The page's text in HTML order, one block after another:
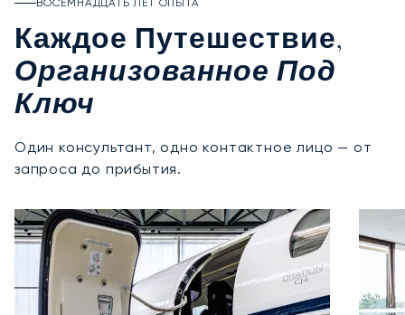
ВОСЕМНАДЦАТЬ ЛЕТ ОПЫТА
Каждое Путешествие,
Организованное Под
Ключ
Один консультант, одно контактное лицо — от
запроса до прибытия.